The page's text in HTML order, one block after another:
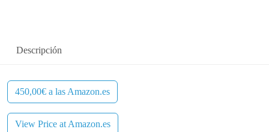
Descripción
450,00€ a las Amazon.es
View Price at Amazon.es